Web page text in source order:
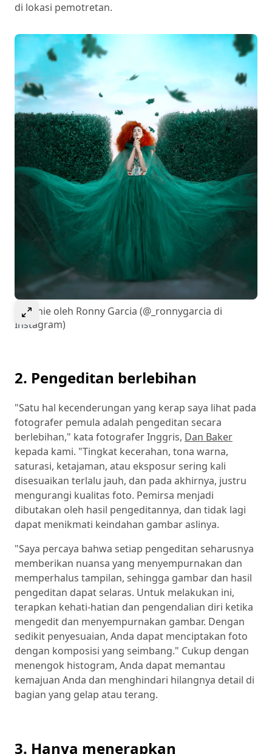
di lokasi pemotretan.
Pilih untuk memperlebar gambar
Melanie oleh Ronny Garcia (@_ronnygarcia di
Instagram)
2. Pengeditan berlebihan
"Satu hal kecenderungan yang kerap saya lihat pada
fotografer pemula adalah pengeditan secara
berlebihan," kata fotografer Inggris, Dan Baker
kepada kami. "Tingkat kecerahan, tona warna,
saturasi, ketajaman, atau eksposur sering kali
disesuaikan terlalu jauh, dan pada akhirnya, justru
mengurangi kualitas foto. Pemirsa menjadi
dibutakan oleh hasil pengeditannya, dan tidak lagi
dapat menikmati keindahan gambar aslinya.
"Saya percaya bahwa setiap pengeditan seharusnya
memberikan nuansa yang menyempurnakan dan
memperhalus tampilan, sehingga gambar dan hasil
pengeditan dapat selaras. Untuk melakukan ini,
terapkan kehati-hatian dan pengendalian diri ketika
mengedit dan menyempurnakan gambar. Dengan
sedikit penyesuaian, Anda dapat menciptakan foto
dengan komposisi yang seimbang." Cukup dengan
menengok histogram, Anda dapat memantau
kemajuan Anda dan menghindari hilangnya detail di
bagian yang gelap atau terang.
3. Hanya menerapkan